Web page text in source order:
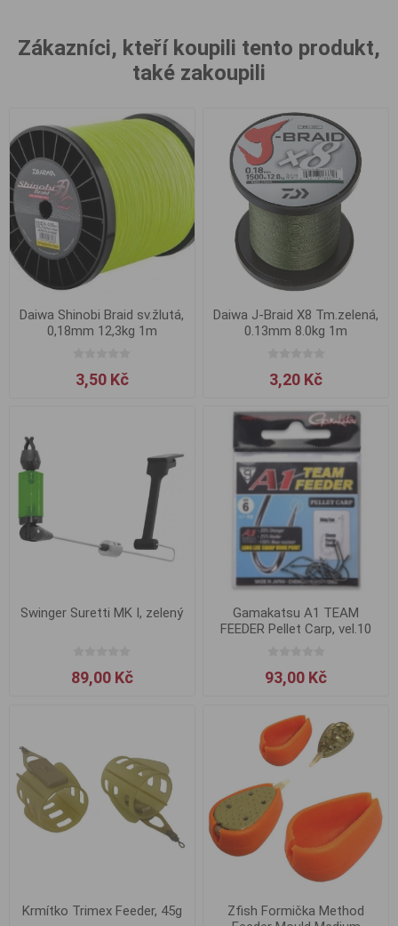
Zákazníci, kteří koupili tento produkt,
také zakoupili
Daiwa Shinobi Braid sv.žlutá,
0,18mm 12,3kg 1m
3,50 Kč
Daiwa J-Braid X8 Tm.zelená,
0.13mm 8.0kg 1m
3,20 Kč
Swinger Suretti MK I, zelený
89,00 Kč
Gamakatsu A1 TEAM
FEEDER Pellet Carp, vel.10
93,00 Kč
Krmítko Trimex Feeder, 45g
Zfish Formička Method